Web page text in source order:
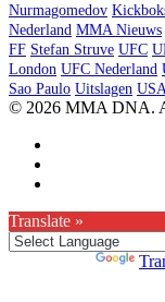
Nurmagomedov
Nederland MMA Nieuws
FF Stefan Struve UFC
London UFC Nederland
Sao Paulo Uitslagen
© 2026 MMA DNA.
Translate »